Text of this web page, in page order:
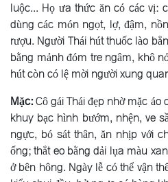
luộc... Họ ưa thức ăn có các vị:
dùng các món ngọt, lợ, đậm,
rượu. Người Thái hút thuốc lào
bằng mảnh đóm tre ngâm, khô
hút còn có lệ mời người xung
Mặc:Cô gái Thái đẹp nhờ mặc
khuy bạc hình bướm, nhện, ve
ngực, bó sát thân, ăn nhịp với
ống; thắt eo bằng dải lụa màu
ở bên hông. Ngày lễ có thể vận